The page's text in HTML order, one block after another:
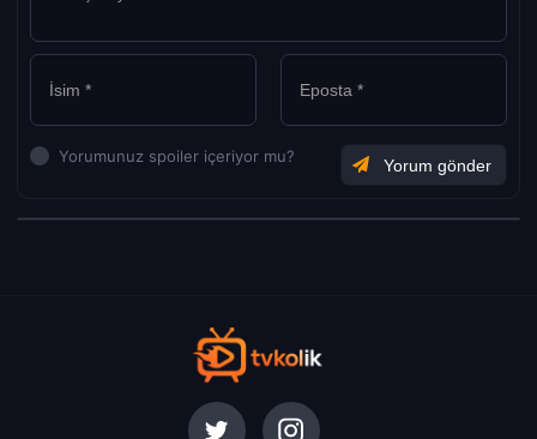
Yorumunuz spoiler içeriyor mu?